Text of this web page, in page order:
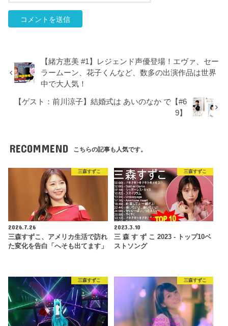
【緒方恵美 #1】レジェンド声優登場！エヴァ、セー
ラームーン、花子くんなど、数多の出演作品は世界
中で大人気！
【ゲスト：前川涼子】結婚式は あいのなか で【#6
9】
RECOMMEND こちらの記事も人気です。
三森すずこ
2026.7.26
三森すずこ、アメリカ生活で訪れ
た変化を告白「へそも出てます」
三森すずこ
2023.3.10
三 森 す ず こ 2023 - トップ10ベ
ストソング
三森すずこ 三森すずこ